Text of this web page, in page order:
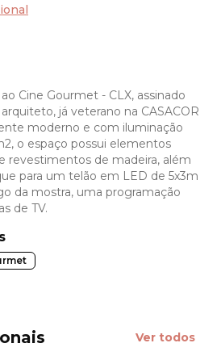
Cine Gourmet - CLX, assinado
já veterano na CASACOR
moderno e com iluminação
o espaço possui elementos
revestimentos de madeira, além
para um telão em LED de 5x3m
da mostra, uma programação
de TV.
Ver todos